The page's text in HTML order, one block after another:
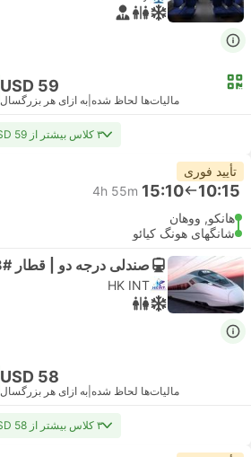
USD 59
مالیات‌ها لحاظ شده به ازای هر بزرگسال
۳ کلاس بیشتر از USD 59
تأیید فوری
10:15
15:10
4h 55m
هانکو, ووهان
شانگهای هونگ کیائو
صندلی درجه دو | قطار #G3828
HK INT
USD 58
مالیات‌ها لحاظ شده به ازای هر بزرگسال
۳ کلاس بیشتر از USD 58